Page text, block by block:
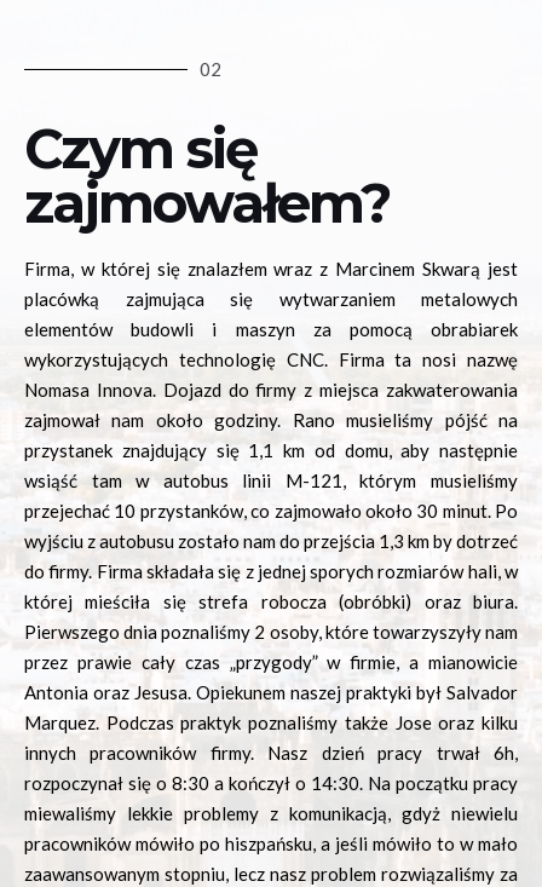
02
Czym się
zajmowałem?
Firma, w której się znalazłem wraz z Marcinem Skwarą jest
placówką zajmująca się wytwarzaniem metalowych
elementów budowli i maszyn za pomocą obrabiarek
wykorzystujących technologię CNC. Firma ta nosi nazwę
Nomasa Innova. Dojazd do firmy z miejsca zakwaterowania
zajmował nam około godziny. Rano musieliśmy pójść na
przystanek znajdujący się 1,1 km od domu, aby następnie
wsiąść tam w autobus linii M-121, którym musieliśmy
przejechać 10 przystanków, co zajmowało około 30 minut. Po
wyjściu z autobusu zostało nam do przejścia 1,3 km by dotrzeć
do firmy. Firma składała się z jednej sporych rozmiarów hali, w
której mieściła się strefa robocza (obróbki) oraz biura.
Pierwszego dnia poznaliśmy 2 osoby, które towarzyszyły nam
przez prawie cały czas „przygody” w firmie, a mianowicie
Antonia oraz Jesusa. Opiekunem naszej praktyki był Salvador
Marquez. Podczas praktyk poznaliśmy także Jose oraz kilku
innych pracowników firmy. Nasz dzień pracy trwał 6h,
rozpoczynał się o 8:30 a kończył o 14:30. Na początku pracy
miewaliśmy lekkie problemy z komunikacją, gdyż niewielu
pracowników mówiło po hiszpańsku, a jeśli mówiło to w mało
zaawansowanym stopniu, lecz nasz problem rozwiązaliśmy za